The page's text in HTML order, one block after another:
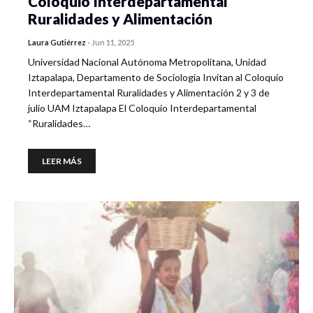
Ruralidades y Alimentación
Laura Gutiérrez - Jun 11, 2025
Universidad Nacional Autónoma Metropolitana, Unidad
Iztapalapa, Departamento de Sociología Invitan al Coloquio
Interdepartamental Ruralidades y Alimentación 2 y 3 de
julio UAM Iztapalapa El Coloquio Interdepartamental
“Ruralidades…
LEER MÁS